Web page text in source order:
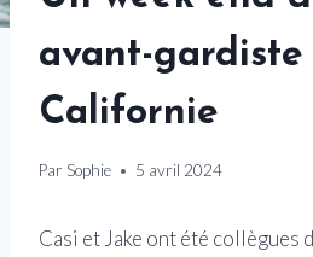
avant-gardiste
Californie
Par Sophie 5 avril 2024
Casi et Jake ont été collègues